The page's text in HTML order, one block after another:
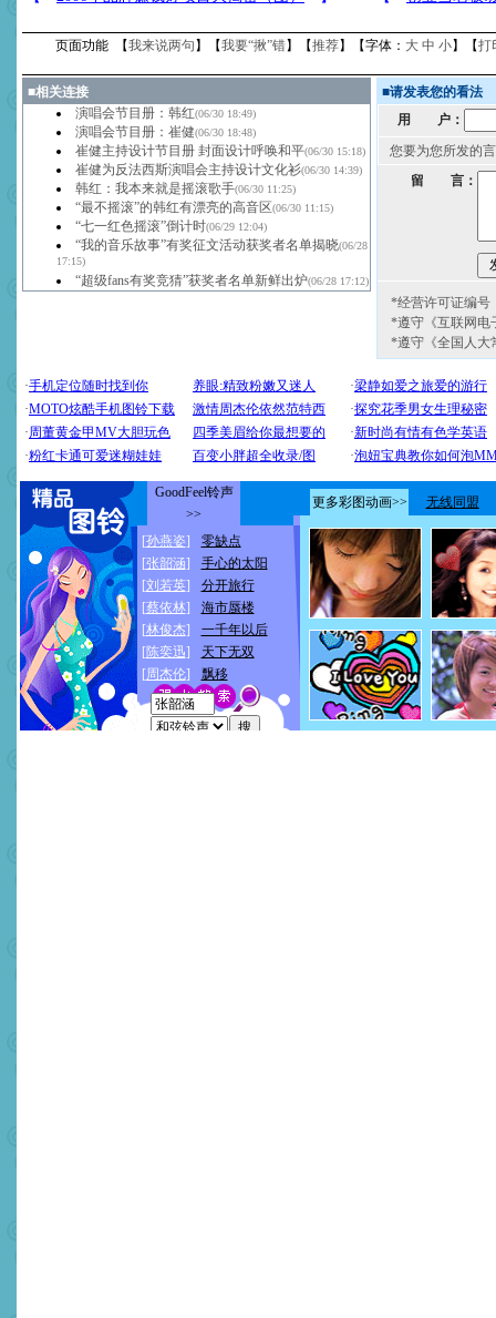
页面功能 【我来说两句 】【我要“揪”错】【推荐】【字体： 大 中 小】【打
■相关连接
演唱会节目册：韩红(06/30 18:49)
演唱会节目册：崔健(06/30 18:48)
崔健主持设计节目册 封面设计呼唤和平(06/30 15:18)
崔健为反法西斯演唱会主持设计文化衫(06/30 14:39)
韩红：我本来就是摇滚歌手(06/30 11:25)
“最不摇滚”的韩红有漂亮的高音区(06/30 11:15)
“七一红色摇滚”倒计时(06/29 12:04)
“我的音乐故事”有奖征文活动获奖者名单揭晓(06/28
17:15)
“超级fans有奖竞猜”获奖者名单新鲜出炉(06/28 17:12)
■请发表您的看法
用 户：
您要为您所发的
留 言：
*经营许可证编号
*遵守《互联网电
*遵守《全国人大